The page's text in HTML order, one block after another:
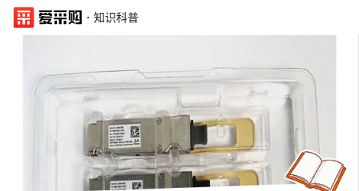
· 知识科普